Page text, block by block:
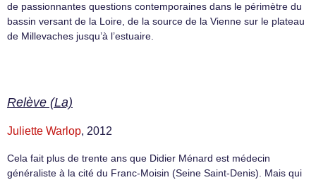
de passionnantes questions contemporaines dans le périmètre du
bassin versant de la Loire, de la source de la Vienne sur le plateau
de Millevaches jusqu’à l’estuaire.
Relève (La)
Juliette Warlop, 2012
Cela fait plus de trente ans que Didier Ménard est médecin
généraliste à la cité du Franc-Moisin (Seine Saint-Denis). Mais qui